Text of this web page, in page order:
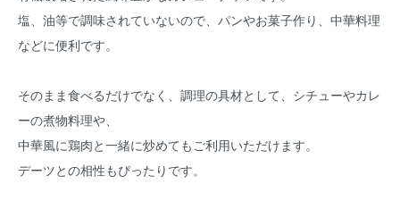
塩、油等で調味されていないので、パンやお菓子作り、中華料理
などに便利です。
そのまま食べるだけでなく、調理の具材として、シチューやカレ
ーの煮物料理や、
中華風に鶏肉と一緒に炒めてもご利用いただけます。
デーツとの相性もぴったりです。